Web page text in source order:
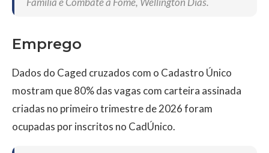
Emprego
Dados do Caged cruzados com o Cadastro Único
mostram que 80% das vagas com carteira assinada
criadas no primeiro trimestre de 2026 foram
ocupadas por inscritos no CadÚnico.